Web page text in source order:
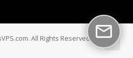
All Rights Reserved.